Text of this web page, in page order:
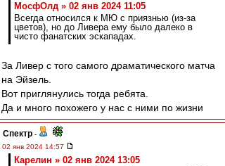
МосфОлд » 02 янв 2024 11:05
Всегда относился к МЮ с приязнью (из-за
цветов), но до Ливера ему было далеко в
чисто фанатских эскападах.
За Ливер с того самого драматического матча
на Эйзель.
Вот приглянулись тогда ребята.
Да и много похожего у нас с ними по жизни
Спектр -
02 янв 2024 14:57
Карелин » 02 янв 2024 13:05